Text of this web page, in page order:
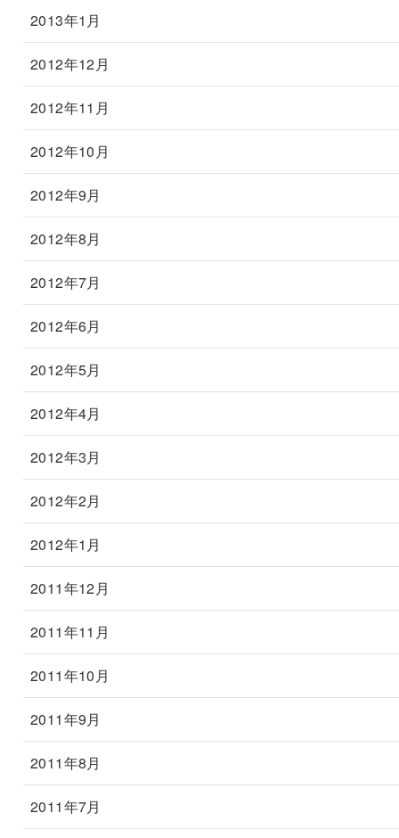
2013年1月
2012年12月
2012年11月
2012年10月
2012年9月
2012年8月
2012年7月
2012年6月
2012年5月
2012年4月
2012年3月
2012年2月
2012年1月
2011年12月
2011年11月
2011年10月
2011年9月
2011年8月
2011年7月